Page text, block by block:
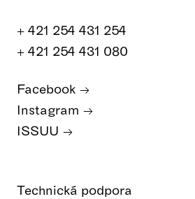
Technická podpora
+ 421 254 431 254
+ 421 254 431 080
Facebook
Instagram
ISSUU